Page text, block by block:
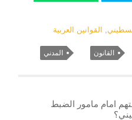
القوانين العربية
القانون المدني
امام مامور الضبط